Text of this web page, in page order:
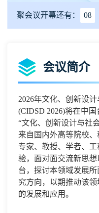
聚会议开幕还有： 08
会议简介
2026年文化、创新设
(CIDSD 2026)将在中国
“文化、创新设计与社
来自国内外高等院校
专家、教授、学者、
验，面对面交流新思
台，探讨本领域发展
究方向，以期推动该
的发展和应用。